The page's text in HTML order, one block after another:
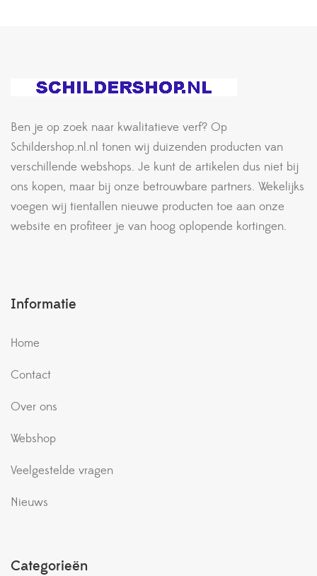
Ben je op zoek naar kwalitatieve verf? Op
Schildershop.nl.nl tonen wij duizenden producten van
verschillende webshops. Je kunt de artikelen dus niet bij
ons kopen, maar bij onze betrouwbare partners. Wekelijks
voegen wij tientallen nieuwe producten toe aan onze
website en profiteer je van hoog oplopende kortingen.
Informatie
Home
Contact
Over ons
Webshop
Veelgestelde vragen
Nieuws
Categorieën